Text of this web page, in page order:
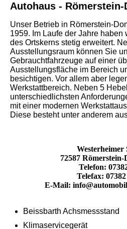
Autohaus -
Unser Betrieb in Römerstein-
1959. Im Laufe der Jahre
des Ortskerns stetig erweitert.
Ausstellungsraum können Sie
Gebrauchtfahrzeuge auf einer
Ausstellungsfläche im Bereich
besichtigen. Vor allem aber
Werkstattbereich. Neben 5
unterschiedlichsten
mit einer modernen
Diese besteht unter anderem
Westerheimer
72587 Römerstein-
Telefon:
Telefax: 07382
E-Mail:
Beissbarth Achsmessstand
Klimaservicegerät